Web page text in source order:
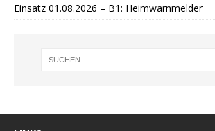
Einsatz 01.08.2026 – B1: Heimwarnmelder